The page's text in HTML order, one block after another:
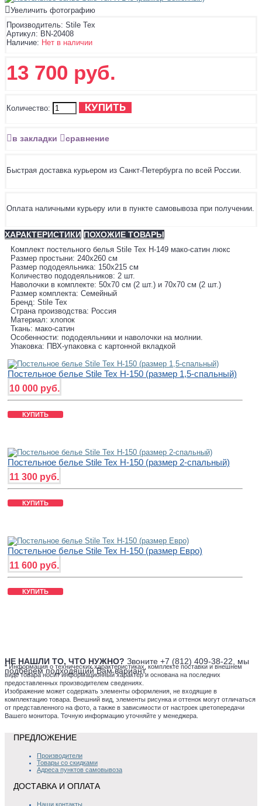
Увеличить фотографию
Производитель: Stile Tex
Артикул: BN-20408
Наличие: Нет в наличии
13 700 руб.
Количество: КУПИТЬ
в закладки сравнение
Быстрая доставка курьером из Санкт-Петербурга по всей России.
Оплата наличными курьеру или в пункте самовывоза при получении.
ХАРАКТЕРИСТИКИ ПОХОЖИЕ ТОВАРЫ
Комплект постельного белья Stile Tex H-149 мако-сатин люкс
Размер простыни: 240х260 см
Размер пододеяльника: 150х215 см
Количество пододеяльников: 2 шт.
Наволочки в комплекте: 50х70 см (2 шт.) и 70х70 см (2 шт.)
Размер комплекта: Семейный
Бренд: Stile Tex
Страна производства: Россия
Материал: хлопок
Ткань: мако-сатин
Особенности: пододеяльники и наволочки на молнии.
Упаковка: ПВХ-упаковка с картонной вкладкой
Постельное белье Stile Tex H-150 (размер 1,5-спальный)
10 000 руб.
КУПИТЬ
Постельное белье Stile Tex H-150 (размер 2-спальный)
11 300 руб.
КУПИТЬ
Постельное белье Stile Tex H-150 (размер Евро)
11 600 руб.
КУПИТЬ
НЕ НАШЛИ ТО, ЧТО НУЖНО? Звоните +7 (812) 409-38-22, мы
подберем подходящий Вам вариант.
* Информация о технических характеристиках, комплекте поставки и внешнем
виде товара носит информационный характер и основана на последних
предоставленных производителем сведениях.
Изображение может содержать элементы оформления, не входящие в
комплектацию товара. Внешний вид, элементы рисунка и оттенок могут отличаться
от представленного на фото, а также в зависимости от настроек цветопередачи
Вашего монитора. Точную информацию уточняйте у менеджера.
ПРЕДЛОЖЕНИЕ
Производители
Товары со скидками
Адреса пунктов самовывоза
ДОСТАВКА И ОПЛАТА
Наши контакты